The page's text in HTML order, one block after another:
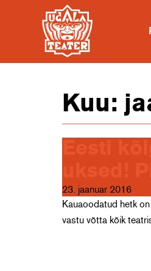
Kuu:
23. jaanuar 2016
Kauaoodatud hetk
vastu võtta kõik